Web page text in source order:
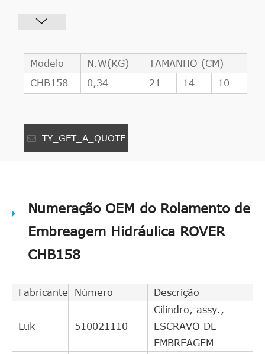
Modelo N.W(KG)
TAMANHO (CM)
CHB158
0,34 21 14 10
TY_GET_A_QUOTE
Numeração OEM do Rolamento de
Embreagem Hidráulica ROVER
CHB158
Fabricante Número Descrição
Luk 510021110
Cilindro, assy.,
ESCRAVO DE
EMBREAGEM